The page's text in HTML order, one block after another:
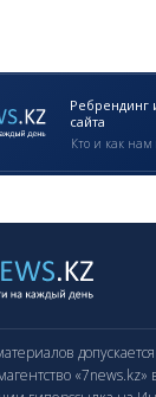
Ребрендинг
сайта
Кто и как нам